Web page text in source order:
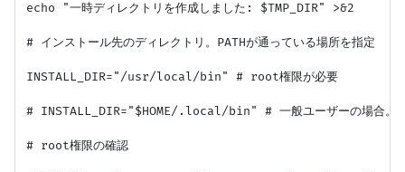
echo "一時ディレクトリを作成しました: $TMP_DIR" >&2
# インストール先のディレクトリ。PATHが通っている場所を指定
INSTALL_DIR="/usr/local/bin" # root権限が必要
# INSTALL_DIR="$HOME/.local/bin" # 一般ユーザーの場合。
# root権限の確認